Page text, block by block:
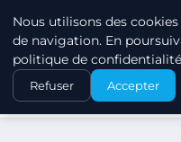
MARKETING
ACCUEIL
LES DIMENSIONS D'UN
Nous utilisons des
de navigation. En
politique de
Refuser Accepter